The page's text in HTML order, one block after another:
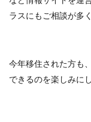
ラスにもご相談が多
今年移住された方も
できるのを楽しみに